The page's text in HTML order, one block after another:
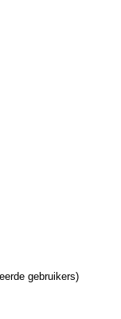
gebruikers)